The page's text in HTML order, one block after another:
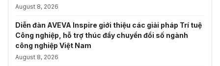
August 8, 2026
Diễn đàn AVEVA Inspire giới thiệu các giải pháp Trí tuệ
Công nghiệp, hỗ trợ thúc đẩy chuyển đổi số ngành
công nghiệp Việt Nam
August 8, 2026